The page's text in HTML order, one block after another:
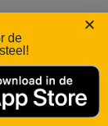
Geul
de